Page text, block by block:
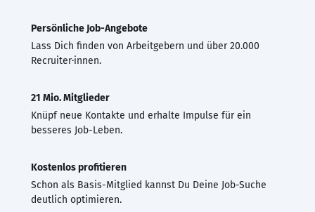
Persönliche Job-Angebote
Lass Dich finden von Arbeitgebern und über 20.000
Recruiter·innen.
21 Mio. Mitglieder
Knüpf neue Kontakte und erhalte Impulse für ein
besseres Job-Leben.
Kostenlos profitieren
Schon als Basis-Mitglied kannst Du Deine Job-Suche
deutlich optimieren.